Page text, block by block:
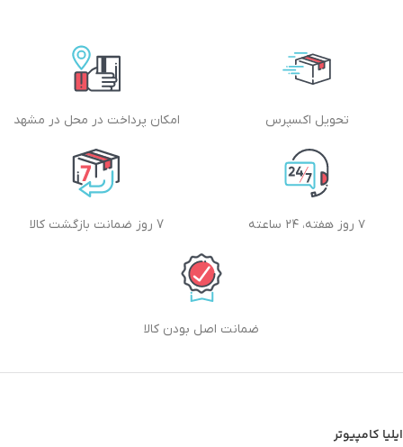
تحویل اکسپرس امکان پرداخت در محل در مشهد
۷ روز هفته، ۲۴ ساعته 7 روز ضمانت بازگشت کالا
ضمانت اصل بودن کالا
ایلیا کامپیوتر